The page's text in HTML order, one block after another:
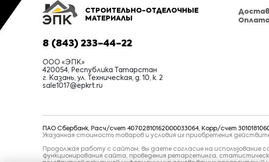
СТРОИТЕЛЬНО-ОТДЕЛОЧНЫЕ
МАТЕРИАЛЫ
8 (843) 233-44-22
ООО «ЭПК»
420054, Республика Татарстан
г. Казань, ул. Техническая, д. 10, к. 2
sale1017@epkrt.ru
ПАО Сбербанк, Расч/счет 40702810162000033064, Корр/счет
Указанная стоимость товаров и условия их приобретения
Продолжая работу с сайтом, вы даете согласие на использование
функционирования сайта, проведения ретаргетинга,